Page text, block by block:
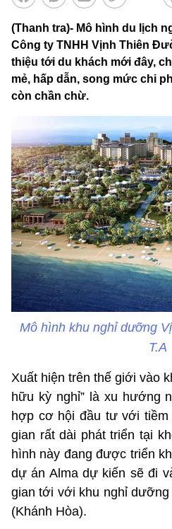
(Thanh tra)- Mô hình du lịch
Công ty TNHH Vịnh Thiên
thiệu tới du khách mới đây,
mẻ, hấp dẫn, song mức chi
còn chần chừ.
Mô hình khu nghỉ dưỡng
T.A
Xuất hiện trên thế giới vào
hữu kỳ nghỉ” là xu hướng
hợp cơ hội đầu tư với
gian rất dài phát triển tại
hình này đang được triển
dự án Alma dự kiến sẽ đi
gian tới với khu nghỉ
(Khánh Hòa).